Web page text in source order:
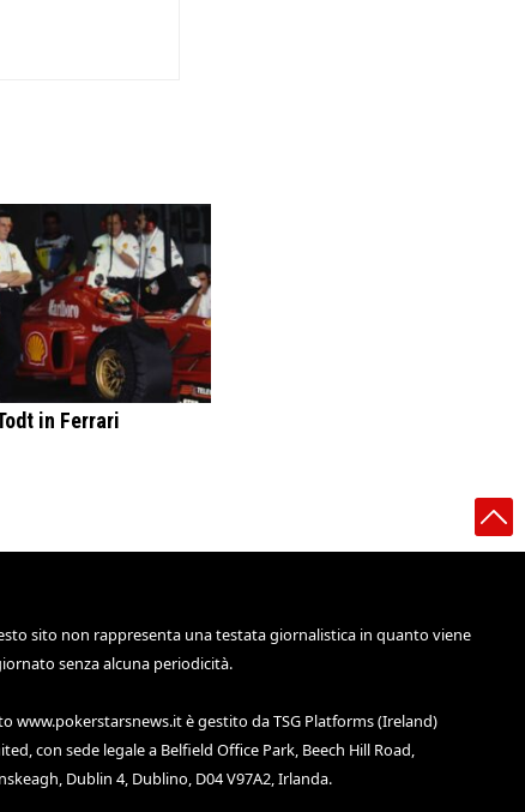
in Ferrari
sito non rappresenta una testata giornalistica in quanto viene
senza alcuna periodicità.
www.pokerstarsnews.itè gestito da TSG Platforms (Ireland)
con sede legale a Belfield Office Park, Beech Hill Road,
Dublin 4, Dublino, D04 V97A2, Irlanda.